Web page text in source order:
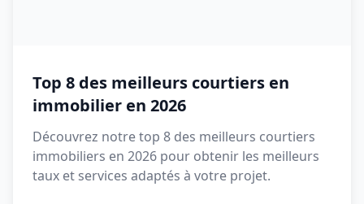
Top 8 des meilleurs courtiers en
immobilier en 2026
Découvrez notre top 8 des meilleurs courtiers
immobiliers en 2026 pour obtenir les meilleurs
taux et services adaptés à votre projet.